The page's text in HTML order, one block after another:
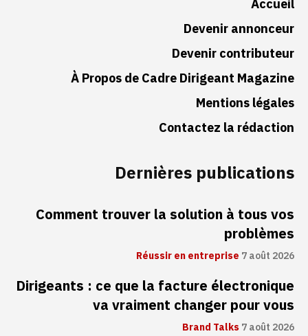
Accueil
Devenir annonceur
Devenir contributeur
À Propos de Cadre Dirigeant Magazine
Mentions légales
Contactez la rédaction
Dernières publications
Comment trouver la solution à tous vos
problèmes
Réussir en entreprise 7 août 2026
Dirigeants : ce que la facture électronique
va vraiment changer pour vous
Brand Talks7 août 2026